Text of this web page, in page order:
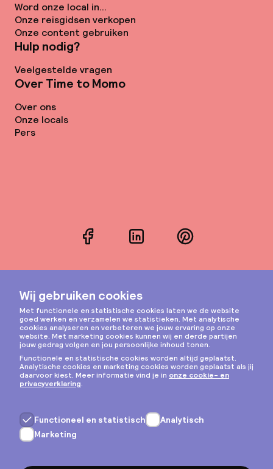
Word onze local in...
Onze reisgidsen verkopen
Onze content gebruiken
Hulp nodig?
Veelgestelde vragen
Over Time to Momo
Over ons
Onze locals
Pers
FacebookLinkedInPinterest
Instagram
Privacy & cookies
Algemene voorwaarden